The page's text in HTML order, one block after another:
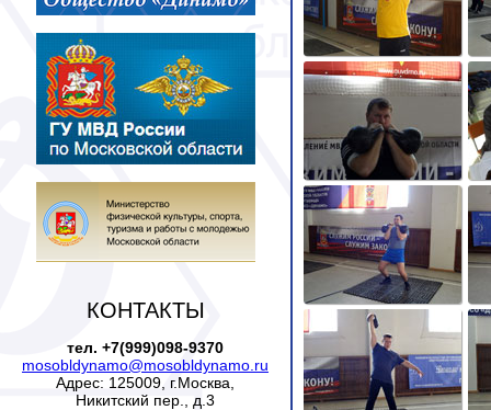
КОНТАКТЫ
тел. +7(999)098-9370
mosobldynamo@mosobldynamo.ru
Адрес: 125009, г.Москва,
Никитский пер., д.3